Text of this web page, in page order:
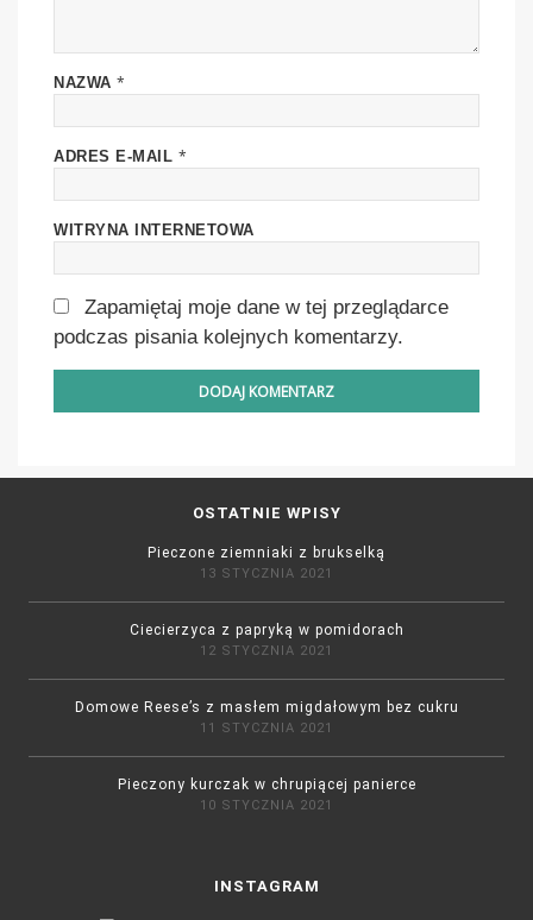
NAZWA*
ADRES E-MAIL *
WITRYNA INTERNETOWA
Zapamiętaj moje dane w tej przeglądarce
podczas pisania kolejnych komentarzy.
OSTATNIE WPISY
Pieczone ziemniaki z brukselką
13 STYCZNIA 2021
Ciecierzyca z papryką w pomidorach
12 STYCZNIA 2021
Domowe Reese’s z masłem migdałowym bez cukru
11 STYCZNIA 2021
Pieczony kurczak w chrupiącej panierce
10 STYCZNIA 2021
INSTAGRAM